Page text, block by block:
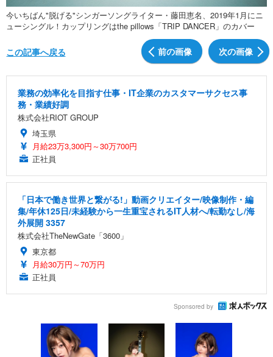
今いちばん"脱げる"シンガーソングライター・藤田恵名、2019年1月にニ
ューシングル！カップリングはthe pillows「TRIP DANCER」のカバー
前の画像 次の画像
この記事へ戻る
業務の効率化を目指す仕事・IT企業のカスタマーサクセス事
務・業績好調
株式会社RIOT GROUP
埼玉県
月給23万3,300円～30万700円
正社員
「日本で働き世界と繋がる!」動画クリエイター/映像制作・編
集/年休125日/未経験から一生重宝されるIT人材へ/転勤なし/海
外展開 3357
株式会社TheNewGate「3600」
東京都
月給30万円～70万円
正社員
Sponsored by